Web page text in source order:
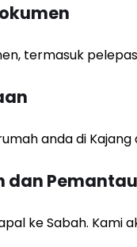
termasuk
anda di
dan
ke Sabah.